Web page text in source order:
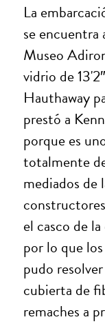
La
se encuentra
Museo
vidrio de
Hauthaway
prestó a
porque es
totalmente
mediados de
el casco de
por lo que
pudo
cubierta de
remaches a